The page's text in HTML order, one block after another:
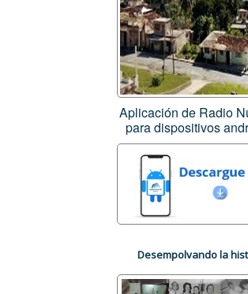
Aplicación de Radio
para dispositivos
Desempolvando la